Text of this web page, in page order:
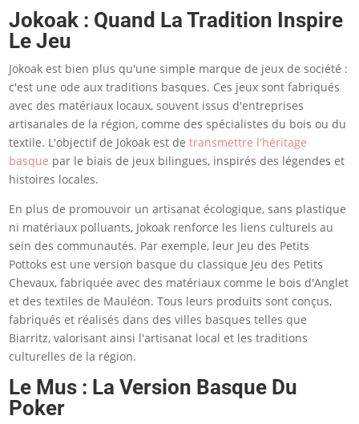
Jokoak : Quand La Tradition Inspire
Le Jeu
Jokoak est bien plus qu'une simple marque de jeux de société :
c'est une ode aux traditions basques. Ces jeux sont fabriqués
avec des matériaux locaux, souvent issus d'entreprises
artisanales de la région, comme des spécialistes du bois ou du
textile. L'objectif de Jokoak est detransmettre l'héritage
basque par le biais de jeux bilingues, inspirés des légendes et
histoires locales.
En plus de promouvoir un artisanat écologique, sans plastique
ni matériaux polluants, Jokoak renforce les liens culturels au
sein des communautés. Par exemple, leur Jeu des Petits
Pottoks est une version basque du classique Jeu des Petits
Chevaux, fabriquée avec des matériaux comme le bois d'Anglet
et des textiles de Mauléon. Tous leurs produits sont conçus,
fabriqués et réalisés dans des villes basques telles que
Biarritz, valorisant ainsi l'artisanat local et les traditions
culturelles de la région​.
Le Mus : La Version Basque Du
Poker